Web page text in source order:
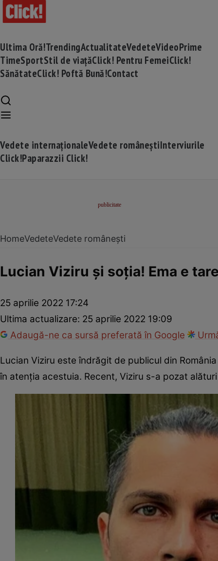
Ultima Oră!TrendingActualitateVedeteVideoPrime
TimeSportStil de viațăClick! Pentru FemeiClick!
SănătateClick! Poftă Bună!Contact
Vedete internaționaleVedete româneștiInterviurile
Click!Paparazzii Click!
HomeVedeteVedete românești
Lucian Viziru și soția! Ema e
25 aprilie 2022 17:24
Ultima actualizare: 25 aprilie 2022 19:09
Adaugă-ne ca sursă preferată în Google
Lucian Viziru este îndrăgit de publicul din
în atenția acestuia. Recent, Viziru s-a pozat